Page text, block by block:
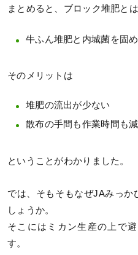
まとめると、ブロック堆肥とは
牛ふん堆肥と内城菌を固
そのメリットは
堆肥の流出が少ない
散布の手間も作業時間も
ということがわかりました。
では、そもそもなぜJAみっ
しょうか。
そこにはミカン生産の上で
す。